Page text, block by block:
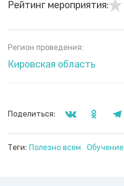
Рейтинг мероприятия:
Регион проведения:
Кировская область
Поделиться:
Теги: Полезно всем Обучение